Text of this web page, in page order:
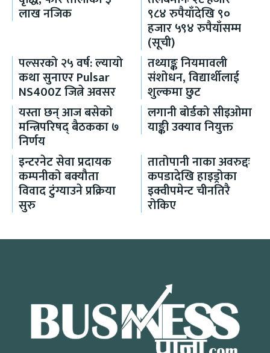
लाख नजिक ९८४ रुपैयाँदेखि ९०
हजार ५९४ रुपैयाँसम्म
(सूची)
पल्सरको २५ वर्ष: ल्यायो
कथा सुनाएर Pulsar
NS400Z जित्ने अवसर
तथ्याङ्क नियमावली
संशोधन, विद्यार्थीलाई
शुल्कमा छुट
यस्ता छन् आज बसेको
मन्त्रिपरिषद् बैठकका ७
निर्णय
लगानी बोर्डको सीइओमा
याङ्की उक्याव नियुक्त
इन्टरनेट सेवा प्रदायक
कम्पनीको बक्यौता
विवाद टुंग्याउने प्रक्रिया
सुरु
तातोपानी नाका अवरुद्दः
कपडादेखि हाइड्रोका
इक्वीपमेन्ट चीनतिरै
रोकिए